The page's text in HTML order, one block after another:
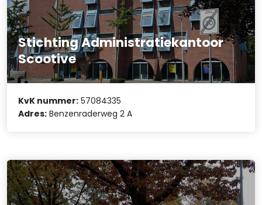
Stichting Administratiekantoor
Scootive
KvK nummer: 57084335
Adres: Benzenraderweg 2 A